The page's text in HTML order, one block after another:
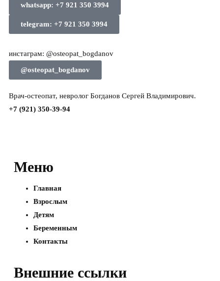
whatsapp: +7 921 350 3994
telegram: +7 921 350 3994
инстаграм: @osteopat_bogdanov
@osteopat_bogdanov
Врач-остеопат, невролог Богданов Сергей Владимирович.
+7 (921) 350-39-94
Меню
Главная
Взрослым
Детям
Беременным
Контакты
Внешние ссылки